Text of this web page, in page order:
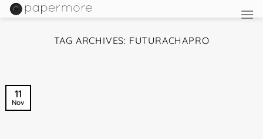
Skip
to
TAG ARCHIVES: FUTURACHAPRO
11
Nov